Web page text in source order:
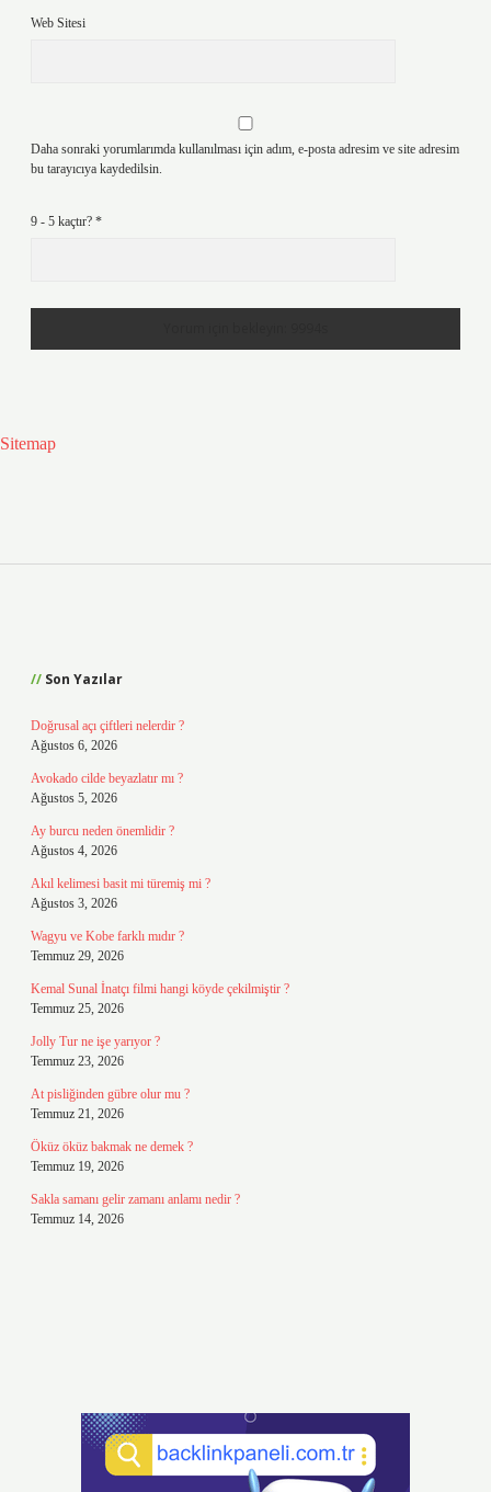
Web Sitesi
Daha sonraki yorumlarımda kullanılması için adım, e-posta adresim ve site adresim
bu tarayıcıya kaydedilsin.
9 - 5 kaçtır? *
Sitemap
Son Yazılar
Doğrusal açı çiftleri nelerdir ?
Ağustos 6, 2026
Avokado cilde beyazlatır mı ?
Ağustos 5, 2026
Ay burcu neden önemlidir ?
Ağustos 4, 2026
Akıl kelimesi basit mi türemiş mi ?
Ağustos 3, 2026
Wagyu ve Kobe farklı mıdır ?
Temmuz 29, 2026
Kemal Sunal İnatçı filmi hangi köyde çekilmiştir ?
Temmuz 25, 2026
Jolly Tur ne işe yarıyor ?
Temmuz 23, 2026
At pisliğinden gübre olur mu ?
Temmuz 21, 2026
Öküz öküz bakmak ne demek ?
Temmuz 19, 2026
Sakla samanı gelir zamanı anlamı nedir ?
Temmuz 14, 2026